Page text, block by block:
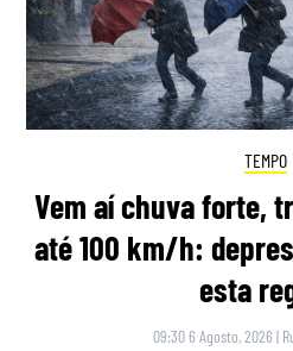
TEMPO
Vem aí chuva forte,
até 100 km/h:
esta
09:30 6 Agosto, 2026 |